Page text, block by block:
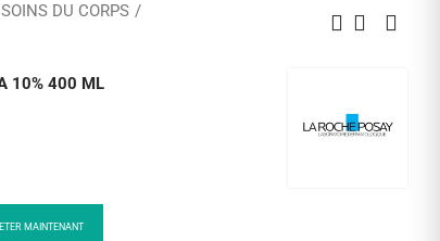
SOINS DU CORPS
10% 400 ML
MAINTENANT